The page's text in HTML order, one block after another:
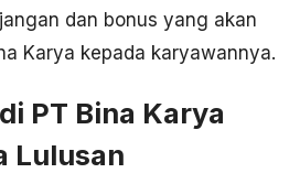
dan bonus yang akan
Karya kepada karyawannya.
PT Bina Karya
Lulusan